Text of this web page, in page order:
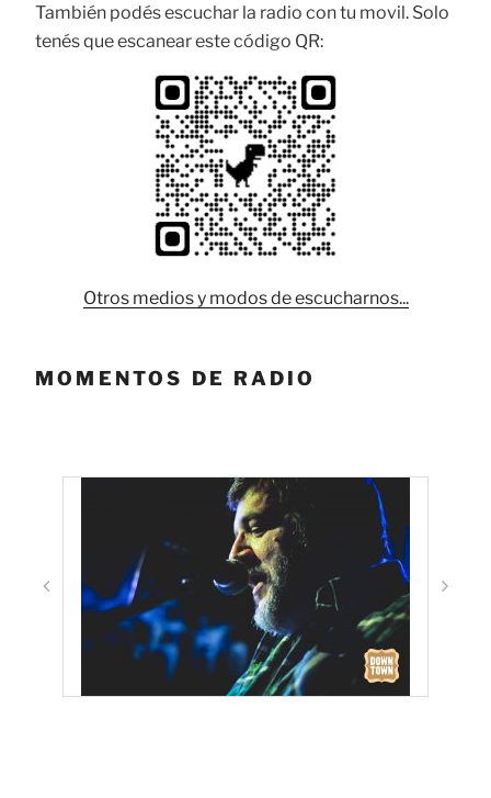
También podés escuchar la radio con tu movil. Solo
tenés que escanear este código QR:
Otros medios y modos de escucharnos...
MOMENTOS DE RADIO